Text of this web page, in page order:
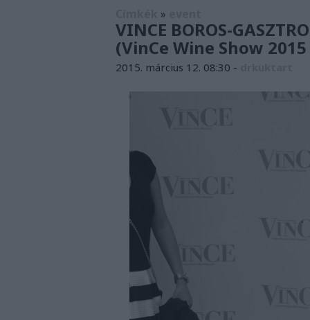
»
VINCE BOROS-
(VinCe Wine Show
2015. március 12. 08:30 -